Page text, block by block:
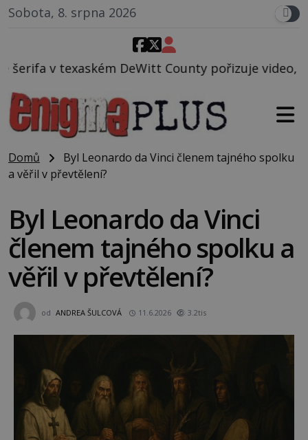
Sobota, 8. srpna 2026
County pořizuje video, na kterém před jeho
Domů
Byl Leonardo da Vinci členem tajného spolku
a věřil v převtělení?
Byl Leonardo da Vinci
členem tajného spolku a
věřil v převtělení?
od ANDREA ŠULCOVÁ 11.6.2026 3.2tis